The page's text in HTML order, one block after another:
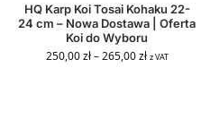
HQ Karp Koi Tosai Kohaku 22-
24 cm – Nowa Dostawa | Oferta
Koi do Wyboru
250,00zł – 265,00zł z VAT